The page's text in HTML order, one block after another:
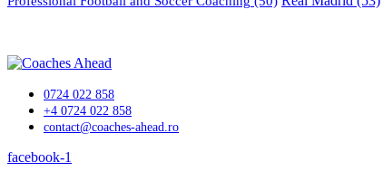
0724 022 858
+4 0724 022 858
contact@coaches-ahead.ro
facebook-1